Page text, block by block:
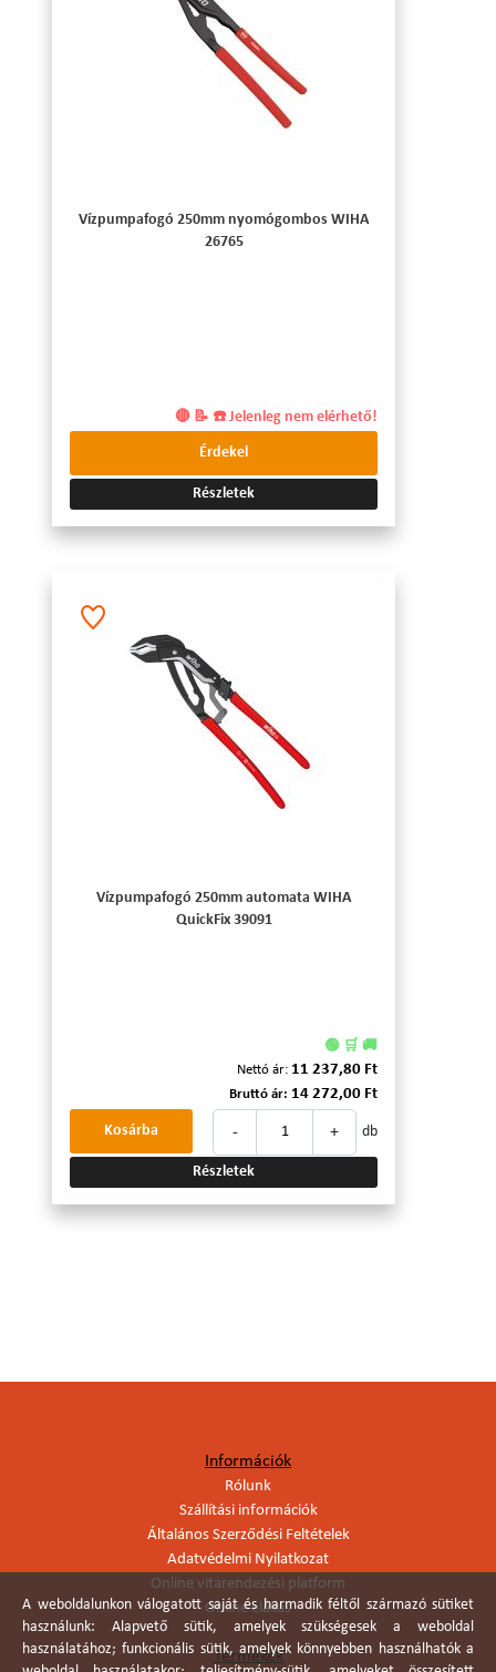
Vízpumpafogó 250mm nyomógombos WIHA
26765
🔴 📝 ☎️ Jelenleg nem elérhető!
Érdekel
Részletek
Vízpumpafogó 250mm automata WIHA
QuickFix 39091
🟢 🛒 🚚
Nettó ár: 11 237,80 Ft
Bruttó ár: 14 272,00 Ft
- + db
Kosárba
Részletek
Információk
Rólunk
Szállítási információk
Általános Szerződési Feltételek
Adatvédelmi Nyilatkozat
Online vitarendezési platform
Online elállás
Termékek
A weboldalunkon válogatott saját és harmadik féltől származó sütiket
használunk: Alapvető sütik, amelyek szükségesek a weboldal
használatához; funkcionális sütik, amelyek könnyebben használhatók a